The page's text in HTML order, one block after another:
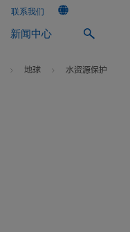
新闻中心
联系我们
地球 水资源保护